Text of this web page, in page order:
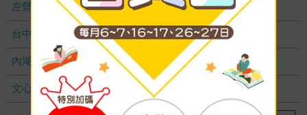
左營店 無庫存
台中秀泰店 無庫存
內湖大潤發 無庫存
文心店 無庫存